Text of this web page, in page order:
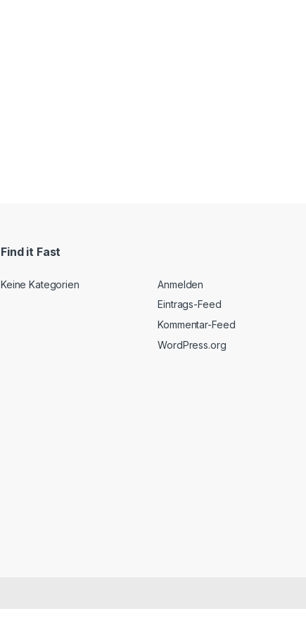
Find it Fast
Keine Kategorien
Anmelden
Eintrags-Feed
Kommentar-Feed
WordPress.org